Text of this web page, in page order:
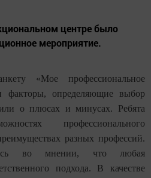
центре было
мероприятие.
«Мое профессиональное
факторы, определяющие выбор
о плюсах и минусах. Ребята
профессионального
разных профессий.
во мнении, что любая
подхода. В качестве